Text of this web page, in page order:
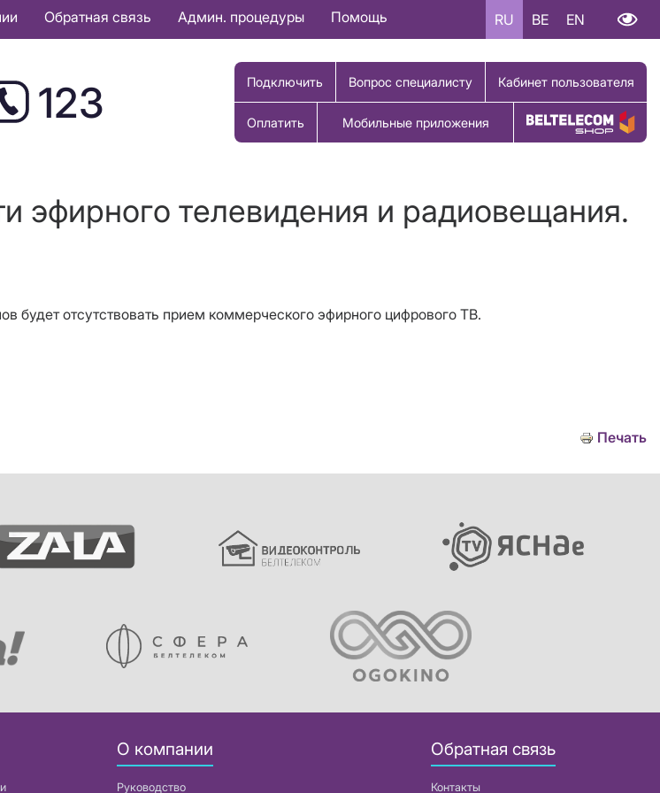
Обратная связь Админ. процедуры Помощь RU BE EN
123 Подключить Вопрос специалисту Кабинет пользователя
Оплатить Мобильные приложения Купить товар
эфирного телевидения и радиовещания.
будет отсутствовать прием коммерческого эфирного цифрового ТВ.
Печать
О компании
Руководство
Обратная связь
Контакты